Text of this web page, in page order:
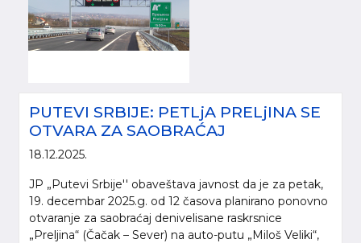
PUTEVI SRBIJE: PETLjA PRELjINA SE
OTVARA ZA SAOBRAĆAJ
18.12.2025.
JP „Putevi Srbije'' obaveštava javnost da je za petak,
19. decembar 2025.g. od 12 časova planirano ponovno
otvaranje za saobraćaj denivelisane raskrsnice
„Preljina“ (Čačak – Sever) na auto-putu „Miloš Veliki“,